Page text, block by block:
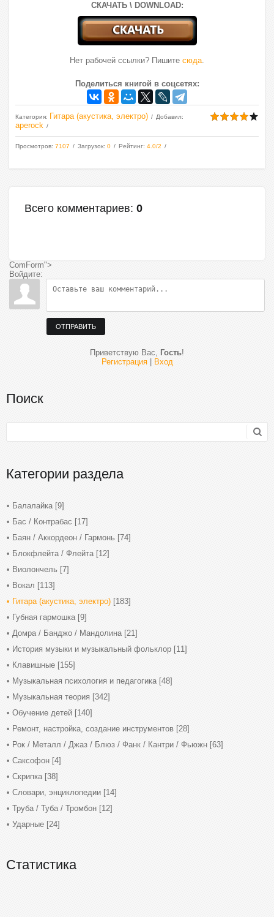
СКАЧАТЬ \ DOWNLOAD:
Нет рабочей ссылки? Пишите сюда.
Поделиться книгой в соцсетях:
Категория: Гитара (акустика, электро) Добавил:
aperock
Просмотров: 7107 Загрузок: 0 Рейтинг: 4.0/2
Всего комментариев: 0
ComForm">
Войдите:
ОТПРАВИТЬ
Приветствую Вас, Гость!
Регистрация| Вход
Поиск
Категории раздела
Балалайка [9]
Бас / Контрабас [17]
Баян / Аккордеон / Гармонь [74]
Блокфлейта / Флейта [12]
Виолончель [7]
Вокал [113]
Гитара (акустика, электро) [183]
Губная гармошка [9]
Домра / Банджо / Мандолина [21]
История музыки и музыкальный фольклор [11]
Клавишные [155]
Музыкальная психология и педагогика [48]
Музыкальная теория [342]
Обучение детей [140]
Ремонт, настройка, создание инструментов [28]
Рок / Металл / Джаз / Блюз / Фанк / Кантри / Фьюжн [63]
Саксофон [4]
Скрипка [38]
Словари, энциклопедии [14]
Труба / Туба / Тромбон [12]
Ударные [24]
Статистика